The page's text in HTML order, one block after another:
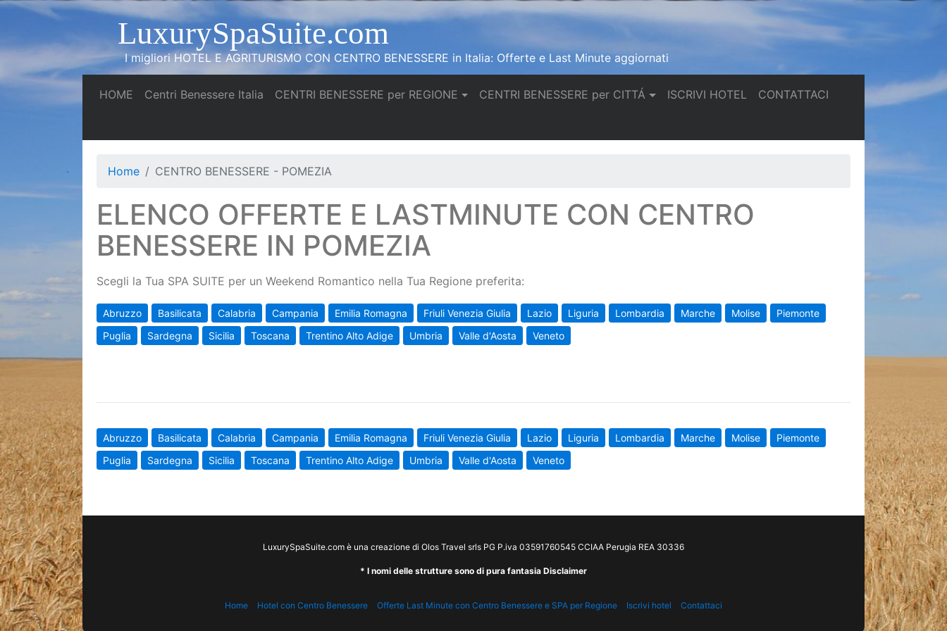
LuxurySpaSuite.com
I migliori HOTEL E AGRITURISMO CON CENTRO BENESSERE in Italia: Offerte e Last Minute aggiornati
HOME (current)
Centri Benessere Italia (current)
CENTRI BENESSERE per REGIONE CENTRI BENESSERE per CITTÁ ISCRIVI HOTEL(current)
CONTATTACI(current)
Home CENTRO BENESSERE - POMEZIA
ELENCO OFFERTE E LASTMINUTE CON CENTRO
BENESSERE IN POMEZIA
Scegli la Tua SPA SUITE per un Weekend Romantico nella Tua Regione preferita:
Abruzzo Basilicata Calabria Campania Emilia Romagna Friuli Venezia Giulia Lazio Liguria Lombardia Marche Molise
Piemonte
Puglia
Sardegna Sicilia Toscana Trentino Alto Adige Umbria Valle d'Aosta Veneto
Abruzzo Basilicata Calabria Campania Emilia Romagna Friuli Venezia Giulia Lazio Liguria Lombardia Marche Molise
Piemonte
Puglia
Sardegna Sicilia Toscana Trentino Alto Adige Umbria Valle d'Aosta Veneto
LuxurySpaSuite.com è una creazione di Olos Travel srls PG P.iva 03591760545 CCIAA Perugia REA 30336
* I nomi delle strutture sono di pura fantasia Disclaimer
Home Hotel con Centro Benessere Offerte Last Minute con Centro Benessere e SPA per Regione Iscrivi hotel Contattaci